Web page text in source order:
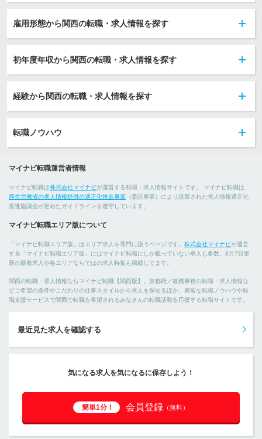
雇用形態から関西の転職・求人情報を探す
初年度年収から関西の転職・求人情報を探す
経験から関西の転職・求人情報を探す
転職ノウハウ
マイナビ転職運営者情報
マイナビ転職は株式会社マイナビが運営する転職・求人情報サイトです。 マイナビ転職は、
厚生労働省の求人情報提供の適正化推進事業 （委託事業）により設置された求人情報適正化
推進協議会が定めたガイドラインを遵守しています。
マイナビ転職エリア版について
「マイナビ転職エリア版」はエリア求人を専門に扱うページです。 株式会社マイナビが運営
する「マイナビ転職エリア版」にはマイナビ転職にしか載っていない求人も多数。8月7日更
新の新着求人や各エリアならではの求人特集も掲載してます。
関西の転職・求人情報ならマイナビ転職【関西版】。京都府／教務事務の転職・求人情報な
どご希望の条件やこだわりの仕事スタイルから求人を探せるほか、豊富な転職ノウハウや転
職支援サービスで関西で転職を希望されるみなさんの転職活動を応援する転職サイトです。
最近見た求人を確認する
気になる求人を気になるに保存しよう！
簡単1分！ 会員登録 （無料）